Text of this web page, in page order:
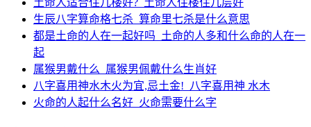
生辰八字算命格七杀_算命里七杀是什么意思
都是土命的人在一起好吗_土命的人多和什么命的人在一
起
属猴男戴什么_属猴男佩戴什么生肖好
八字喜用神水木火为宜,忌土金!_八字喜用神 水木
火命的人起什么名好_火命需要什么字